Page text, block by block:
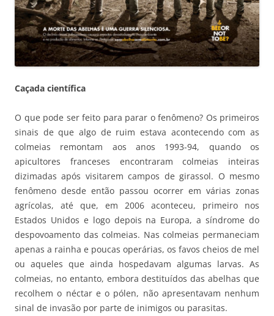
Caçada científica
O que pode ser feito para parar o fenômeno? Os primeiros
sinais de que algo de ruim estava acontecendo com as
colmeias remontam aos anos 1993-94, quando os
apicultores franceses encontraram colmeias inteiras
dizimadas após visitarem campos de girassol. O mesmo
fenômeno desde então passou ocorrer em várias zonas
agrícolas, até que, em 2006 aconteceu, primeiro nos
Estados Unidos e logo depois na Europa, a síndrome do
despovoamento das colmeias. Nas colmeias permaneciam
apenas a rainha e poucas operárias, os favos cheios de mel
ou aqueles que ainda hospedavam algumas larvas. As
colmeias, no entanto, embora destituídos das abelhas que
recolhem o néctar e o pólen, não apresentavam nenhum
sinal de invasão por parte de inimigos ou parasitas.